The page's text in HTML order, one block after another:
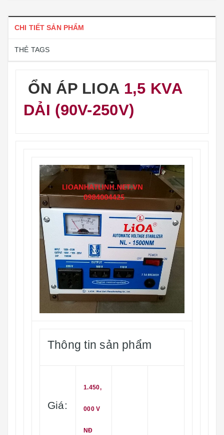
CHI TIẾT SẢN PHẨM
THẺ TAGS
ỔN ÁP LIOA1,5 KVA
DẢI (90V-250V)
Thông tin sản phẩm
Giá:
1.450,
000 V
NĐ